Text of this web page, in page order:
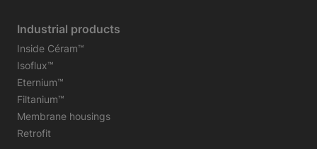
Industrial products
Inside Céram™
Isoflux™
Eternium™
Filtanium™
Membrane housings
Retrofit